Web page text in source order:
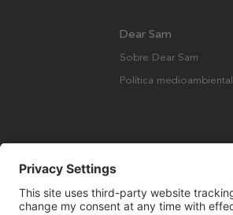
Dear Sam
Sobre Dear Sam
Política medioambiental